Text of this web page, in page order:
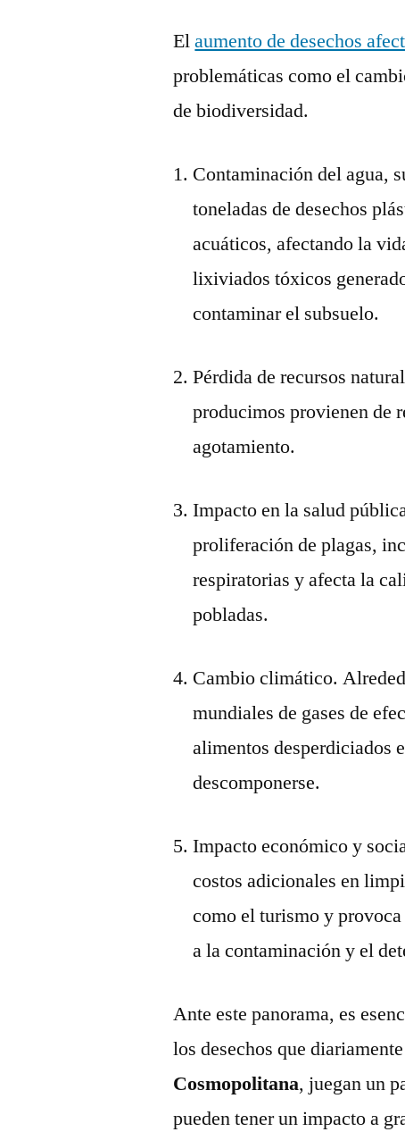
Elaumento de desechos
problemáticas como el
de biodiversidad.
Contaminación del agua,
toneladas de desechos
acuáticos, afectando la
lixiviados tóxicos
contaminar el subsuelo.
Pérdida de recursos
producimos provienen de
agotamiento.
Impacto en la salud
proliferación de plagas,
respiratorias y afecta la
pobladas.
Cambio climático.
mundiales de gases de
alimentos desperdiciados
descomponerse.
Impacto económico y
costos adicionales en
como el turismo y
a la contaminación y el
Ante este panorama, es
los desechos que
Cosmopolitana, juegan un
pueden tener un impacto a